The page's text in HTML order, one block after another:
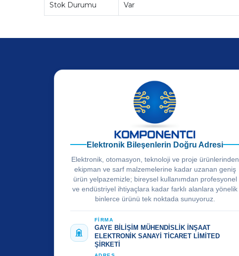
Stok Durumu Var
Elektronik Bileşenlerin Doğru Adresi
Elektronik, otomasyon, teknoloji ve proje ürünlerinden
ekipman ve sarf malzemelerine kadar uzanan geniş
ürün yelpazemizle; bireysel kullanımdan profesyonel
ve endüstriyel ihtiyaçlara kadar farklı alanlara yönelik
binlerce ürünü tek noktada sunuyoruz.
FİRMA
GAYE BİLİŞİM MÜHENDİSLİK İNŞAAT
ELEKTRONİK SANAYİ TİCARET LİMİTED
ŞİRKETİ